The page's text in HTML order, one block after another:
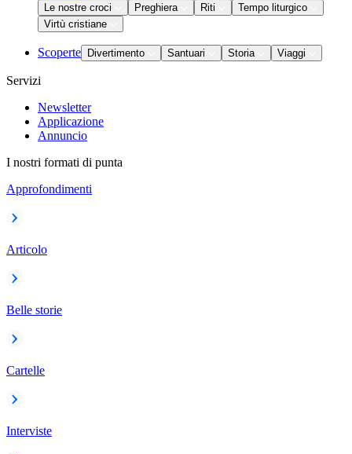
Le nostre croci
Preghiera Riti
Tempo liturgico
Virtù cristiane
Scoperte Divertimento Santuari Storia Viaggi
Servizi
Newsletter
Applicazione
Annuncio
I nostri formati di punta
Approfondimenti
Articolo
Belle storie
Cartelle
Interviste